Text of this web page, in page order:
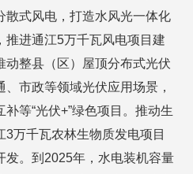
散式风电，打造水风光一体化
推进通江5万千瓦风电项目建
动整县（区）屋顶分布式光伏
市政等领域光伏应用场景，
等“光伏+”绿色项目。推动生
万千瓦农林生物质发电项目
发。到2025年，水电装机容量